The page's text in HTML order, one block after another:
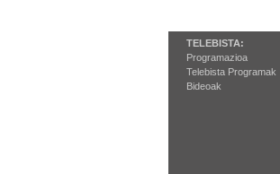
TELEBISTA:
Programazioa
Telebista Programak
Bideoak